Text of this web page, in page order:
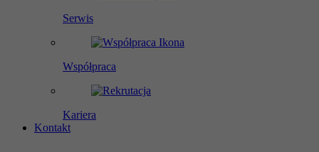
Serwis
Współpraca
Kariera
Kontakt